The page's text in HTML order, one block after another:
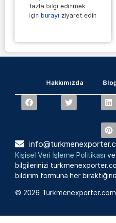
fazla bilgi edinmek
için burayı ziyaret edin
Hakkımızda
Kişisel Veri İşleme Politikası
bilgilerinizi
bildirim formuna her
© 2026 Turkmenexporter.com.